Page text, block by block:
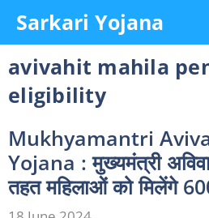
content
Sarkari Yojana
avivahit mahila
eligibility
Mukhyamantri
Yojana : मुख्यमंत्री
तहत महिलाओं को मिलेंगे